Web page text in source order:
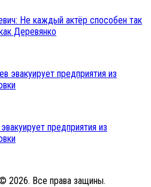
Не каждый актёр способен так
Деревянко
предприятия из
2026. Все права защины.